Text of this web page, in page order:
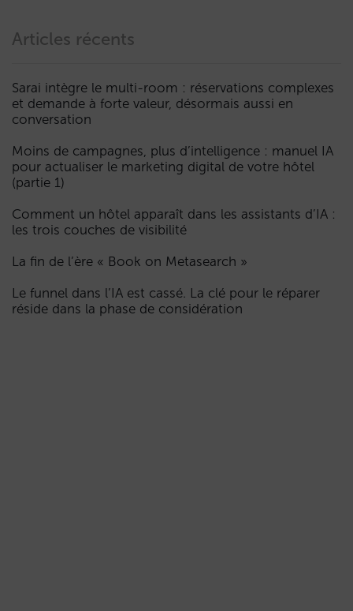
Articles récents
Sarai intègre le multi-room : réservations complexes
et demande à forte valeur, désormais aussi en
conversation
Moins de campagnes, plus d’intelligence : manuel IA
pour actualiser le marketing digital de votre hôtel
(partie 1)
Comment un hôtel apparaît dans les assistants d’IA :
les trois couches de visibilité
La fin de l’ère « Book on Metasearch »
Le funnel dans l’IA est cassé. La clé pour le réparer
réside dans la phase de considération